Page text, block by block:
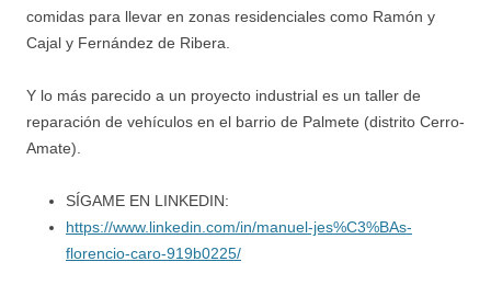
comidas para llevar en zonas residenciales como Ramón y
Cajal y Fernández de Ribera.
Y lo más parecido a un proyecto industrial es un taller de
reparación de vehículos en el barrio de Palmete (distrito Cerro-
Amate).
SÍGAME EN LINKEDIN:
https://www.linkedin.com/in/manuel-jes%C3%BAs-
florencio-caro-919b0225/